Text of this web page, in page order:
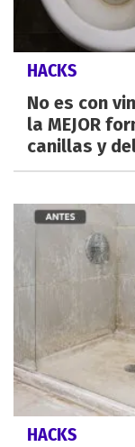
HACKS
No es con
la MEJOR
canillas y
HACKS